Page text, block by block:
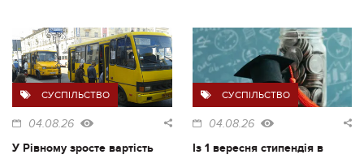
СУСПІЛЬСТВО
04.08.26
У Рівному зросте вартість
СУСПІЛЬСТВО
04.08.26
Із 1 вересня стипендія в